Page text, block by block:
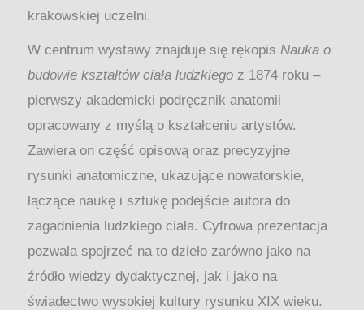
krakowskiej uczelni.
W centrum wystawy znajduje się rękopis Nauka o
budowie kształtów ciała ludzkiego z 1874 roku –
pierwszy akademicki podręcznik anatomii
opracowany z myślą o kształceniu artystów.
Zawiera on część opisową oraz precyzyjne
rysunki anatomiczne, ukazujące nowatorskie,
łączące naukę i sztukę podejście autora do
zagadnienia ludzkiego ciała. Cyfrowa prezentacja
pozwala spojrzeć na to dzieło zarówno jako na
źródło wiedzy dydaktycznej, jak i jako na
świadectwo wysokiej kultury rysunku XIX wieku.